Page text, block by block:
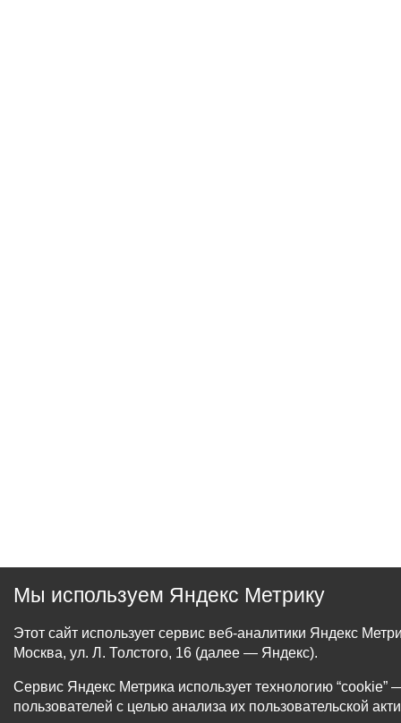
Мы используем Яндекс Метрику
Этот сайт использует сервис веб-аналитики Яндекс
Москва, ул. Л. Толстого, 16 (далее — Яндекс).
Сервис Яндекс Метрика использует технологию
пользователей с целью анализа их пользовательской